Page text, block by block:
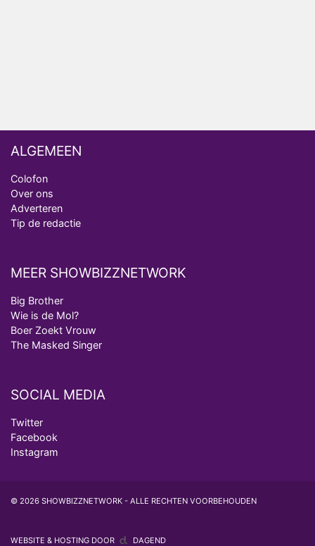
ALGEMEEN
Colofon
Over ons
Adverteren
Tip de redactie
MEER SHOWBIZZNETWORK
Big Brother
Wie is de Mol?
Boer Zoekt Vrouw
The Masked Singer
SOCIAL MEDIA
Twitter
Facebook
Instagram
© 2026 SHOWBIZZNETWORK - ALLE RECHTEN VOORBEHOUDEN
WEBSITE & HOSTING DOOR DAGEND